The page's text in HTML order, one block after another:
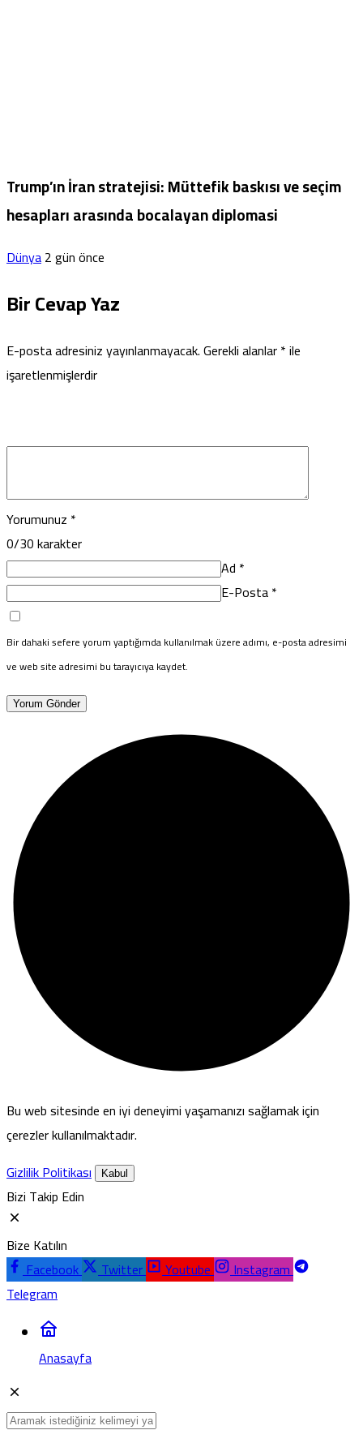
Trump’ın İran stratejisi: Müttefik baskısı ve seçim
hesapları arasında bocalayan diplomasi
Dünya2 gün önce
Bir Cevap Yaz
E-posta adresiniz yayınlanmayacak.Gerekli alanlar*ile
işaretlenmişlerdir
Yorumunuz *
0/30 karakter
Ad *
E-Posta*
Bir dahaki sefere yorum yaptığımda kullanılmak üzere adımı, e-posta adresimi
ve web site adresimi bu tarayıcıya kaydet.
Yorum Gönder
Bu web sitesinde en iyi deneyimi yaşamanızı sağlamak için
çerezler kullanılmaktadır.
Gizlilik Politikası
Kabul
Bizi Takip Edin
Bize Katılın
Facebook
Twitter Youtube
Instagram
Telegram
Anasayfa